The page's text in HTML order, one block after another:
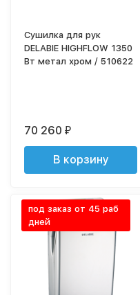
Сушилка для рук
DELABIE HIGHFLOW 1350
Вт метал хром / 510622
70 260₽
В корзину
под заказ от 45 раб
дней